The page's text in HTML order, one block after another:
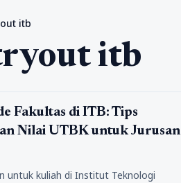
itb
itb
Fakultas di ITB: Tips
Nilai UTBK untuk Jurusan
untuk kuliah di Institut Teknologi